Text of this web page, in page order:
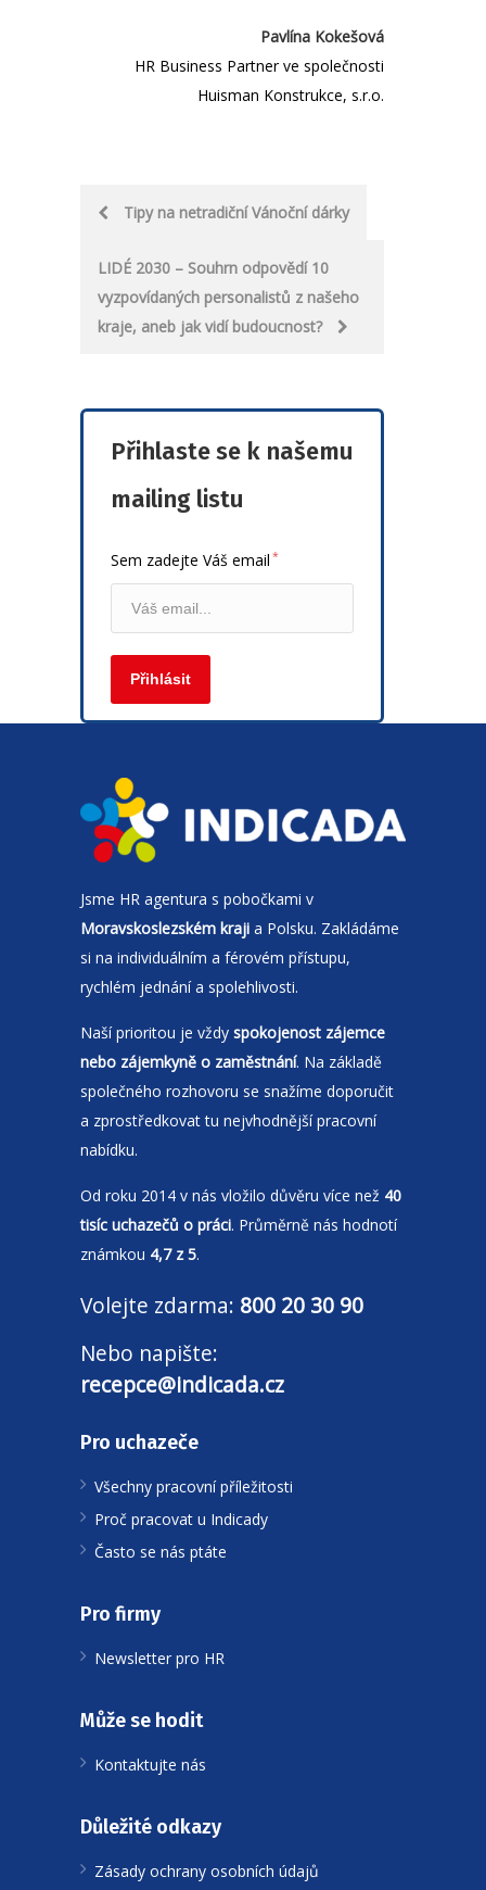
Pavlína Kokešová
HR Business Partner ve společnosti
Huisman Konstrukce, s.r.o.
Post
navigation
Tipy na netradiční Vánoční dárky
LIDÉ 2030 – Souhrn odpovědí 10
vyzpovídaných personalistů z našeho
kraje, aneb jak vidí budoucnost?
Přihlaste se k našemu
mailing listu
Sem zadejte Váš email *
Jsme HR agentura s pobočkami v
Moravskoslezském kraji a Polsku. Zakládáme
si na individuálním a férovém přístupu,
rychlém jednání a spolehlivosti.
Naší prioritou je vždy spokojenost zájemce
nebo zájemkyně o zaměstnání. Na základě
společného rozhovoru se snažíme doporučit
a zprostředkovat tu nejvhodnější pracovní
nabídku.
Od roku 2014 v nás vložilo důvěru více než 40
tisíc uchazečů o práci. Průměrně nás hodnotí
známkou 4,7 z 5.
Volejte zdarma: 800 20 30 90
Nebo napište:
recepce@indicada.cz
Pro uchazeče
Všechny pracovní příležitosti
Proč pracovat u Indicady
Často se nás ptáte
Pro firmy
Newsletter pro HR
Může se hodit
Kontaktujte nás
Důležité odkazy
Zásady ochrany osobních údajů